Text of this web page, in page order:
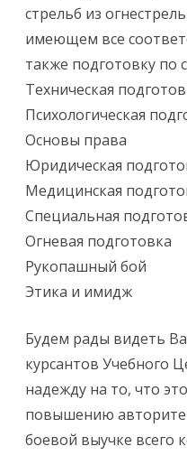
стрельб из
имеющем все
также подготовку
Техническая
Психологическая
Основы права
Юридическая
Медицинская
Специальная
Огневая подготовка
Рукопашный бой
Этика и имидж
Будем рады видеть
курсантов Учебного
надежду на то, что
повышению
боевой выучке всего